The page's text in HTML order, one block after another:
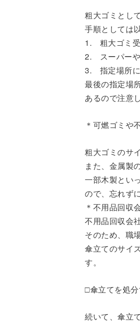
粗大ゴミとし
手順としては
1. 粗大ゴミ受
2. スーパーや
3. 指定場所に
最後の指定場
あるので注意
＊可燃ゴミや
粗大ゴミのサ
また、金属製
一部木製とい
ので、忘れず
＊不用品回収
不用品回収会
そのため、職
傘立てのサイ
す。
□傘立てを処
続いて、傘立